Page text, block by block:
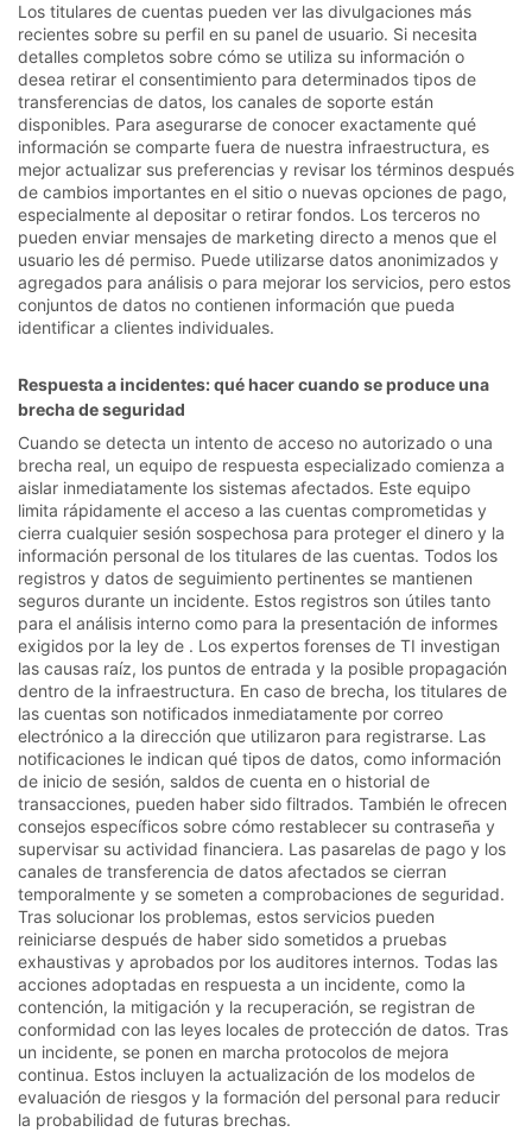
Los titulares de cuentas pueden ver las divulgaciones más
recientes sobre su perfil en su panel de usuario. Si necesita
detalles completos sobre cómo se utiliza su información o
desea retirar el consentimiento para determinados tipos de
transferencias de datos, los canales de soporte están
disponibles. Para asegurarse de conocer exactamente qué
información se comparte fuera de nuestra infraestructura, es
mejor actualizar sus preferencias y revisar los términos después
de cambios importantes en el sitio o nuevas opciones de pago,
especialmente al depositar o retirar fondos. Los terceros no
pueden enviar mensajes de marketing directo a menos que el
usuario les dé permiso. Puede utilizarse datos anonimizados y
agregados para análisis o para mejorar los servicios, pero estos
conjuntos de datos no contienen información que pueda
identificar a clientes individuales.
Respuesta a incidentes: qué hacer cuando se produce una
brecha de seguridad
Cuando se detecta un intento de acceso no autorizado o una
brecha real, un equipo de respuesta especializado comienza a
aislar inmediatamente los sistemas afectados. Este equipo
limita rápidamente el acceso a las cuentas comprometidas y
cierra cualquier sesión sospechosa para proteger el dinero y la
información personal de los titulares de las cuentas. Todos los
registros y datos de seguimiento pertinentes se mantienen
seguros durante un incidente. Estos registros son útiles tanto
para el análisis interno como para la presentación de informes
exigidos por la ley de . Los expertos forenses de TI investigan
las causas raíz, los puntos de entrada y la posible propagación
dentro de la infraestructura. En caso de brecha, los titulares de
las cuentas son notificados inmediatamente por correo
electrónico a la dirección que utilizaron para registrarse. Las
notificaciones le indican qué tipos de datos, como información
de inicio de sesión, saldos de cuenta en o historial de
transacciones, pueden haber sido filtrados. También le ofrecen
consejos específicos sobre cómo restablecer su contraseña y
supervisar su actividad financiera. Las pasarelas de pago y los
canales de transferencia de datos afectados se cierran
temporalmente y se someten a comprobaciones de seguridad.
Tras solucionar los problemas, estos servicios pueden
reiniciarse después de haber sido sometidos a pruebas
exhaustivas y aprobados por los auditores internos. Todas las
acciones adoptadas en respuesta a un incidente, como la
contención, la mitigación y la recuperación, se registran de
conformidad con las leyes locales de protección de datos. Tras
un incidente, se ponen en marcha protocolos de mejora
continua. Estos incluyen la actualización de los modelos de
evaluación de riesgos y la formación del personal para reducir
la probabilidad de futuras brechas.